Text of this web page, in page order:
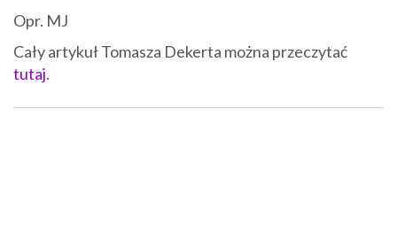
Opr. MJ
Cały artykuł Tomasza Dekerta można przeczytać
tutaj.